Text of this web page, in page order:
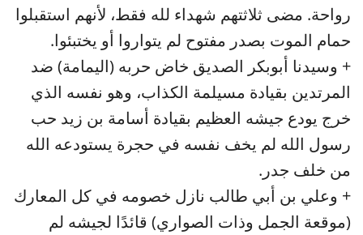
رواحة. مضى ثلاثتهم شهداء لله فقط، لأنهم استقبلوا
حمام الموت بصدر مفتوح لم يتواروا أو يختبئوا.
+ وسيدنا أبوبكر الصديق خاض حربه (اليمامة) ضد
المرتدين بقيادة مسيلمة الكذاب، وهو نفسه الذي
خرج يودع جيشه العظيم بقيادة أسامة بن زيد حب
رسول الله لم يخف نفسه في حجرة يستودعه الله
من خلف جدر.
+ وعلي بن أبي طالب نازل خصومه في كل المعارك
(موقعة الجمل وذات الصواري) قائدًا لجيشه لم